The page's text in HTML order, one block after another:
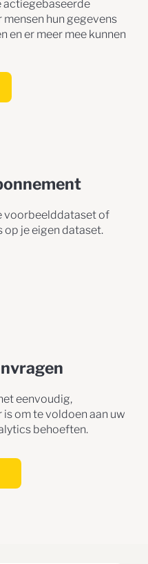
actiegebaseerde
hun gegevens
en er meer mee kunnen
voorbeelddataset of
je eigen dataset.
eenvoudig,
om te voldoen aan uw
behoeften.